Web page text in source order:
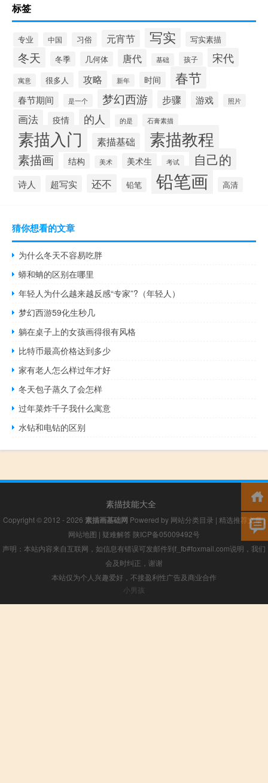
标签
专业 中国 习俗 元宵节 写实 写实素描
冬天 冬季 几何体 唐代 基础 孩子 宋代
寓意 很多人 攻略 新年 时间 春节
春节期间 是一个 梦幻西游 步骤 游戏 照片
画法 疫情 的人 的是 石膏素描
素描入门 素描基础 素描教程
素描画 结构 美术 美术生 考试 自己的
诗人 超写实 还不 铅笔 铅笔画 高清
猜你想看的文章
为什么冬天不容易吃胖
蟒和蚺的区别在哪里
年轻人为什么越来越反感“专家”?（年轻人）
梦幻西游59化生秒几
躺在桌子上的女孩画得很有风格
比特币最高价格达到多少
家有老人怎么样过年才好
冬天包子蒸久了会怎样
过年菜炸千子我什么寓意
水钻和电钻的区别
素描技能大全
Copyright © 2012 - 2026 素描画基础网 Powered by 网站分类目录 | 精选推荐文章|
网站地图 | 疑难解答 陕ICP备05009492号
声明：本站内容来自互联网，如信息有错误可发邮件到f_fb#foxmail.com说明，我们
会及时纠正，谢谢
本站仅为个人兴趣爱好，不接盈利性广告及商业合作
小男孩